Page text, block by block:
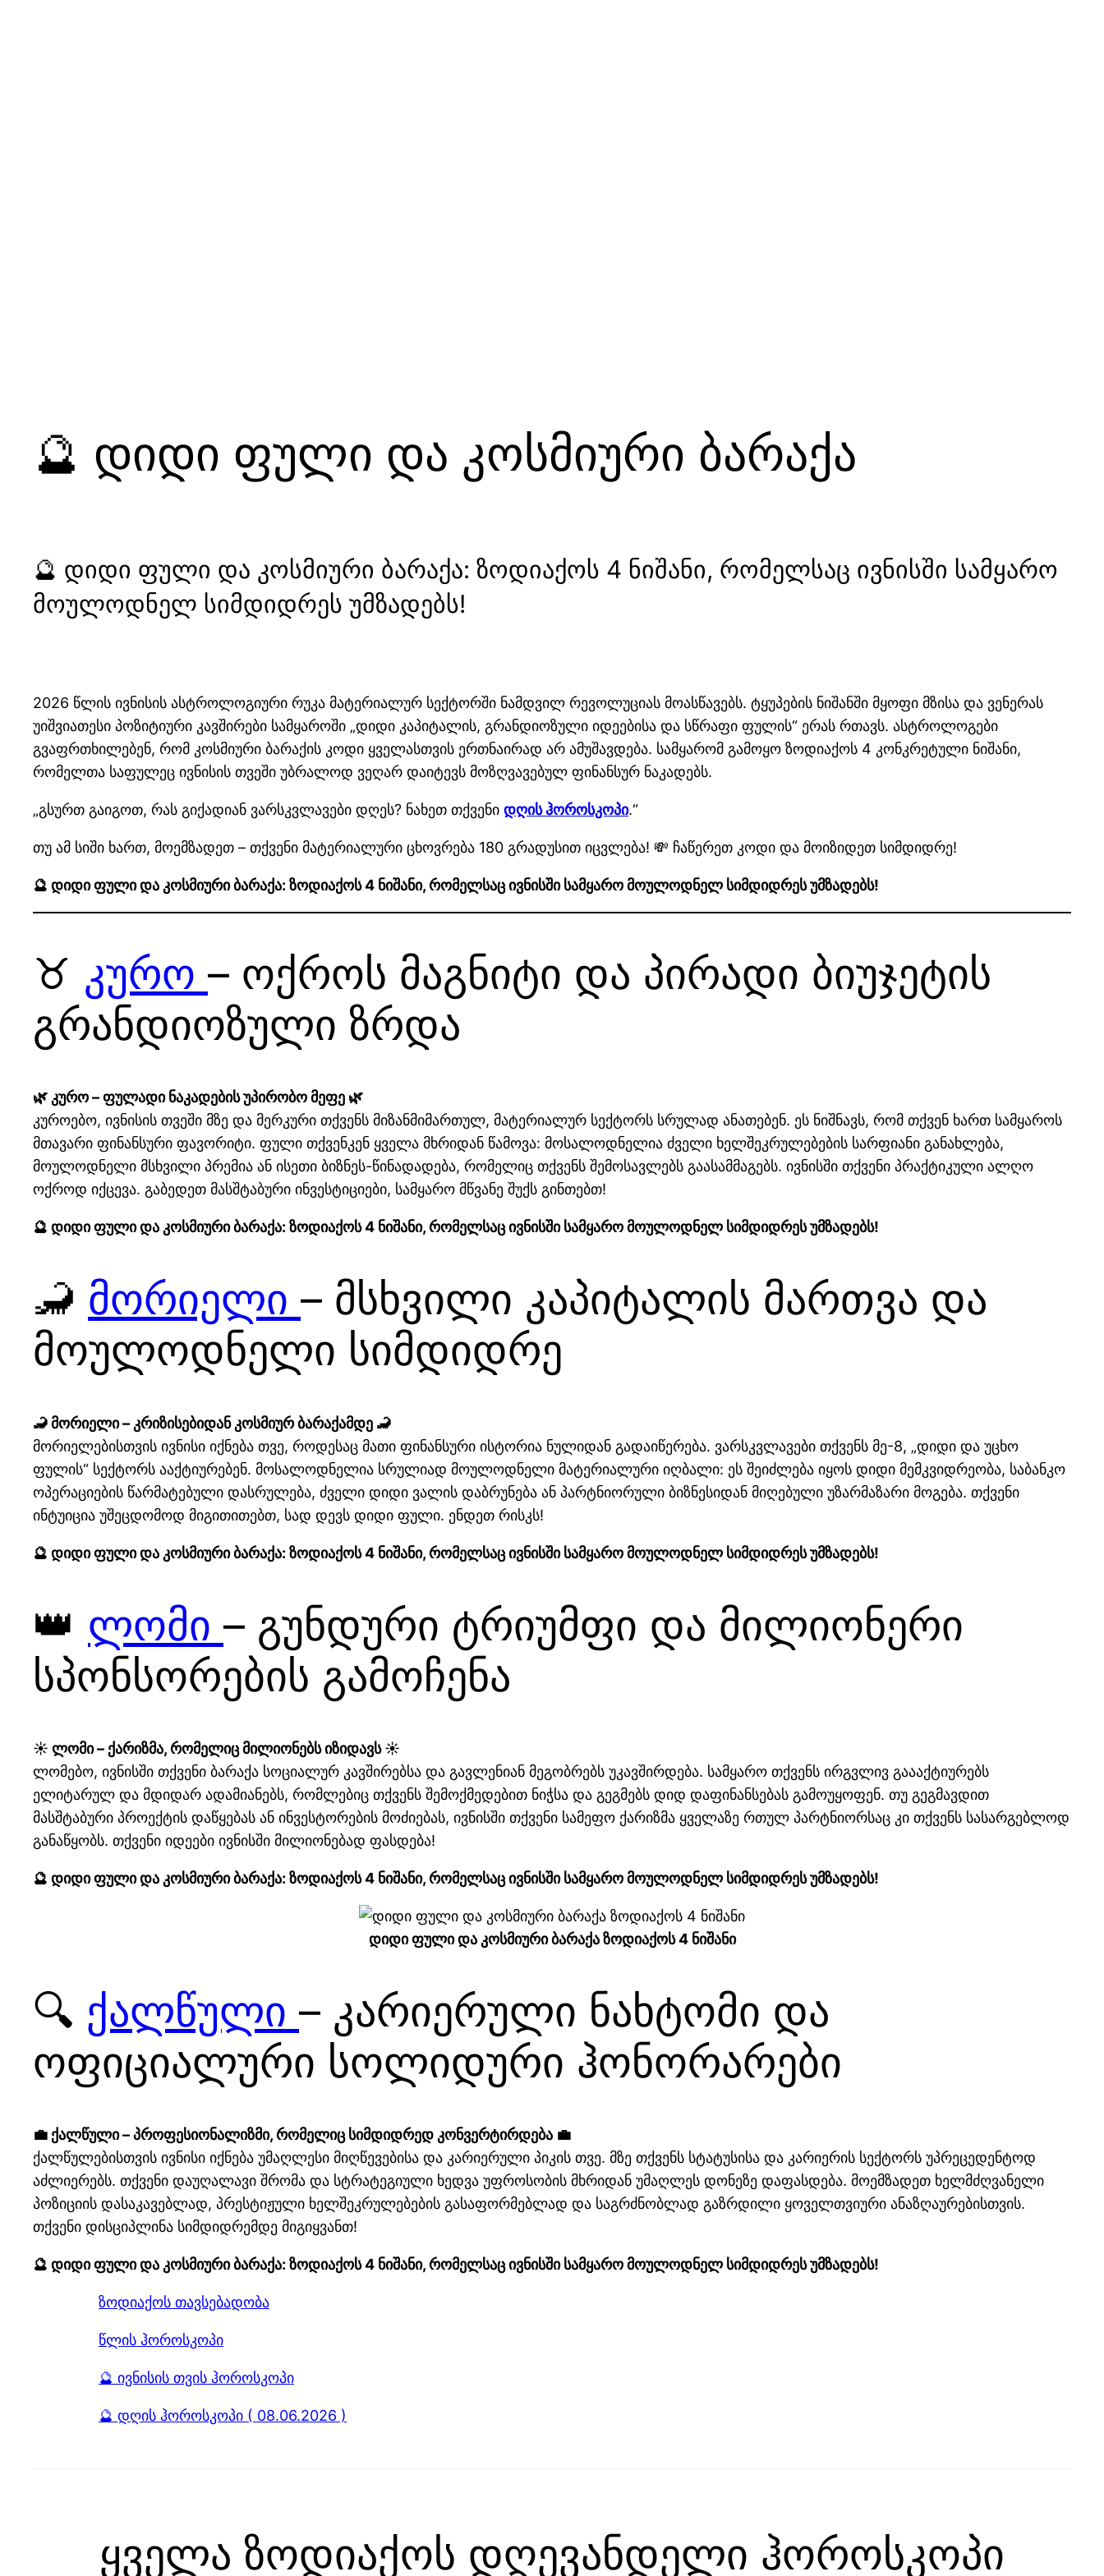
🔮 დიდი ფული და კოსმიური ბარაქა
🔮 დიდი ფული და კოსმიური ბარაქა: ზოდიაქოს 4 ნიშანი, რომელსაც ივნისში სამყარო
მოულოდნელ სიმდიდრეს უმზადებს!
2026 წლის ივნისის ასტროლოგიური რუკა მატერიალურ სექტორში ნამდვილ რევოლუციას მოასწავებს. ტყუპების ნიშანში მყოფი მზისა და ვენერას
უიშვიათესი პოზიტიური კავშირები სამყაროში „დიდი კაპიტალის, გრანდიოზული იდეებისა და სწრაფი ფულის“ ერას რთავს. ასტროლოგები
გვაფრთხილებენ, რომ კოსმიური ბარაქის კოდი ყველასთვის ერთნაირად არ ამუშავდება. სამყარომ გამოყო ზოდიაქოს 4 კონკრეტული ნიშანი,
რომელთა საფულეც ივნისის თვეში უბრალოდ ვეღარ დაიტევს მოზღვავებულ ფინანსურ ნაკადებს.
„გსურთ გაიგოთ, რას გიქადიან ვარსკვლავები დღეს? ნახეთ თქვენი დღის ჰოროსკოპი.“
თუ ამ სიში ხართ, მოემზადეთ – თქვენი მატერიალური ცხოვრება 180 გრადუსით იცვლება! 💸 ჩაწერეთ კოდი და მოიზიდეთ სიმდიდრე!
🔮 დიდი ფული და კოსმიური ბარაქა: ზოდიაქოს 4 ნიშანი, რომელსაც ივნისში სამყარო მოულოდნელ სიმდიდრეს უმზადებს!
♉ კურო – ოქროს მაგნიტი და პირადი ბიუჯეტის
გრანდიოზული ზრდა
🌿 კურო – ფულადი ნაკადების უპირობო მეფე 🌿
კუროებო, ივნისის თვეში მზე და მერკური თქვენს მიზანმიმართულ, მატერიალურ სექტორს სრულად ანათებენ. ეს ნიშნავს, რომ თქვენ ხართ სამყაროს
მთავარი ფინანსური ფავორიტი. ფული თქვენკენ ყველა მხრიდან წამოვა: მოსალოდნელია ძველი ხელშეკრულებების სარფიანი განახლება,
მოულოდნელი მსხვილი პრემია ან ისეთი ბიზნეს-წინადადება, რომელიც თქვენს შემოსავლებს გაასამმაგებს. ივნისში თქვენი პრაქტიკული ალღო
ოქროდ იქცევა. გაბედეთ მასშტაბური ინვესტიციები, სამყარო მწვანე შუქს გინთებთ!
🔮 დიდი ფული და კოსმიური ბარაქა: ზოდიაქოს 4 ნიშანი, რომელსაც ივნისში სამყარო მოულოდნელ სიმდიდრეს უმზადებს!
🦂 მორიელი – მსხვილი კაპიტალის მართვა და
მოულოდნელი სიმდიდრე
🦂 მორიელი – კრიზისებიდან კოსმიურ ბარაქამდე 🦂
მორიელებისთვის ივნისი იქნება თვე, როდესაც მათი ფინანსური ისტორია ნულიდან გადაიწერება. ვარსკვლავები თქვენს მე-8, „დიდი და უცხო
ფულის“ სექტორს ააქტიურებენ. მოსალოდნელია სრულიად მოულოდნელი მატერიალური იღბალი: ეს შეიძლება იყოს დიდი მემკვიდრეობა, საბანკო
ოპერაციების წარმატებული დასრულება, ძველი დიდი ვალის დაბრუნება ან პარტნიორული ბიზნესიდან მიღებული უზარმაზარი მოგება. თქვენი
ინტუიცია უშეცდომოდ მიგითითებთ, სად დევს დიდი ფული. ენდეთ რისკს!
🔮 დიდი ფული და კოსმიური ბარაქა: ზოდიაქოს 4 ნიშანი, რომელსაც ივნისში სამყარო მოულოდნელ სიმდიდრეს უმზადებს!
👑 ლომი – გუნდური ტრიუმფი და მილიონერი
სპონსორების გამოჩენა
☀️ ლომი – ქარიზმა, რომელიც მილიონებს იზიდავს ☀️
ლომებო, ივნისში თქვენი ბარაქა სოციალურ კავშირებსა და გავლენიან მეგობრებს უკავშირდება. სამყარო თქვენს ირგვლივ გაააქტიურებს
ელიტარულ და მდიდარ ადამიანებს, რომლებიც თქვენს შემოქმედებით ნიჭსა და გეგმებს დიდ დაფინანსებას გამოუყოფენ. თუ გეგმავდით
მასშტაბური პროექტის დაწყებას ან ინვესტორების მოძიებას, ივნისში თქვენი სამეფო ქარიზმა ყველაზე რთულ პარტნიორსაც კი თქვენს სასარგებლოდ
განაწყობს. თქვენი იდეები ივნისში მილიონებად ფასდება!
🔮 დიდი ფული და კოსმიური ბარაქა: ზოდიაქოს 4 ნიშანი, რომელსაც ივნისში სამყარო მოულოდნელ სიმდიდრეს უმზადებს!
დიდი ფული და კოსმიური ბარაქა ზოდიაქოს 4 ნიშანი
🔍 ქალწული – კარიერული ნახტომი და
ოფიციალური სოლიდური ჰონორარები
💼 ქალწული – პროფესიონალიზმი, რომელიც სიმდიდრედ კონვერტირდება 💼
ქალწულებისთვის ივნისი იქნება უმაღლესი მიღწევებისა და კარიერული პიკის თვე. მზე თქვენს სტატუსისა და კარიერის სექტორს უპრეცედენტოდ
აძლიერებს. თქვენი დაუღალავი შრომა და სტრატეგიული ხედვა უფროსობის მხრიდან უმაღლეს დონეზე დაფასდება. მოემზადეთ ხელმძღვანელი
პოზიციის დასაკავებლად, პრესტიჟული ხელშეკრულებების გასაფორმებლად და საგრძნობლად გაზრდილი ყოველთვიური ანაზღაურებისთვის.
თქვენი დისციპლინა სიმდიდრემდე მიგიყვანთ!
🔮 დიდი ფული და კოსმიური ბარაქა: ზოდიაქოს 4 ნიშანი, რომელსაც ივნისში სამყარო მოულოდნელ სიმდიდრეს უმზადებს!
ზოდიაქოს თავსებადობა
წლის ჰოროსკოპი
🔮 ივნისის თვის ჰოროსკოპი
🔮 დღის ჰოროსკოპი ( 08.06.2026 )
ყველა ზოდიაქოს დღევანდელი ჰოროსკოპი